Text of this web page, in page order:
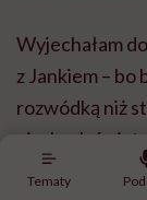
Tematy
Wyjechałam
z Jankiem – bo
rozwódką niż
piaskach świat
istniało tylko